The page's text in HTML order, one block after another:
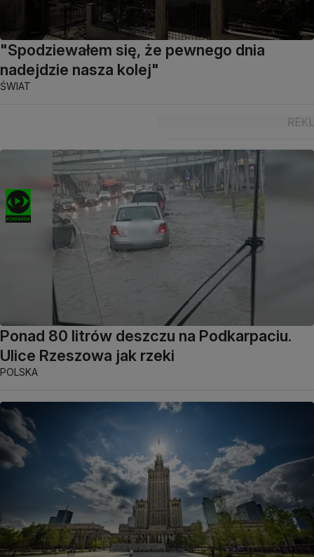
"Spodziewałem się, że pewnego dnia
nadejdzie nasza kolej"
ŚWIAT
Ponad 80 litrów deszczu na Podkarpaciu.
Ulice Rzeszowa jak rzeki
POLSKA